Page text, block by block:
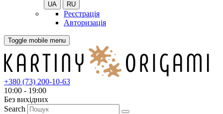
UA
RU
Реєстрація
Авторизація
Toggle mobile menu
+380 (73) 200-10-63
10:00 - 19:00
Без вихiдних
Search